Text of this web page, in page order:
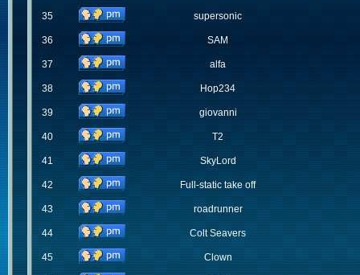
35 supersonic
36 SAM
37 alfa
38 Hop234
39 giovanni
40 T2
41 SkyLord
42 Full-static take off
43 roadrunner
44 Colt Seavers
45 Clown